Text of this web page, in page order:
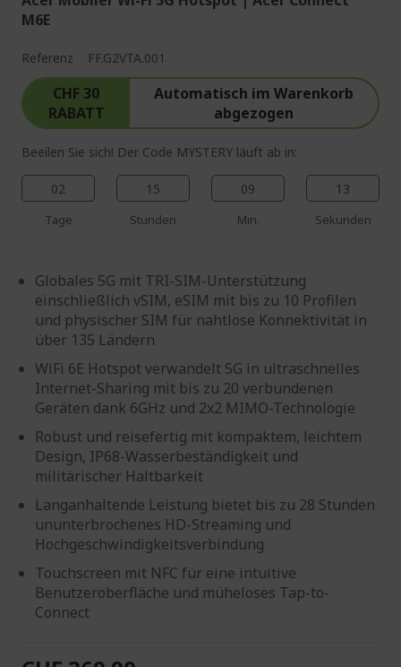
M6E
Referenz FF.G2VTA.001
CHF 30
RABATT
Automatisch im Warenkorb
abgezogen
Beeilen Sie sich! Der Code MYSTERY läuft ab in:
02
Tage
15
Stunden
09
Min.
12
Sekunden
Globales 5G mit TRI-SIM-Unterstützung
einschließlich vSIM, eSIM mit bis zu 10 Profilen
und physischer SIM für nahtlose Konnektivität in
über 135 Ländern
WiFi 6E Hotspot verwandelt 5G in ultraschnelles
Internet-Sharing mit bis zu 20 verbundenen
Geräten dank 6GHz und 2x2 MIMO-Technologie
Robust und reisefertig mit kompaktem, leichtem
Design, IP68-Wasserbeständigkeit und
militärischer Haltbarkeit
Langanhaltende Leistung bietet bis zu 28 Stunden
ununterbrochenes HD-Streaming und
Hochgeschwindigkeitsverbindung
Touchscreen mit NFC für eine intuitive
Benutzeroberfläche und müheloses Tap-to-
Connect